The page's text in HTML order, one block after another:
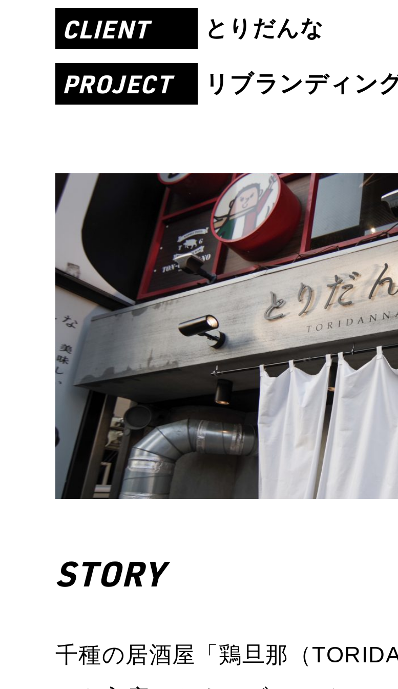
CLIENT とりだんな
PROJECT リブランディン
STORY
千種の居酒屋「鶏旦那（